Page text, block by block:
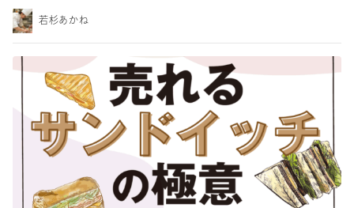
若杉あかね